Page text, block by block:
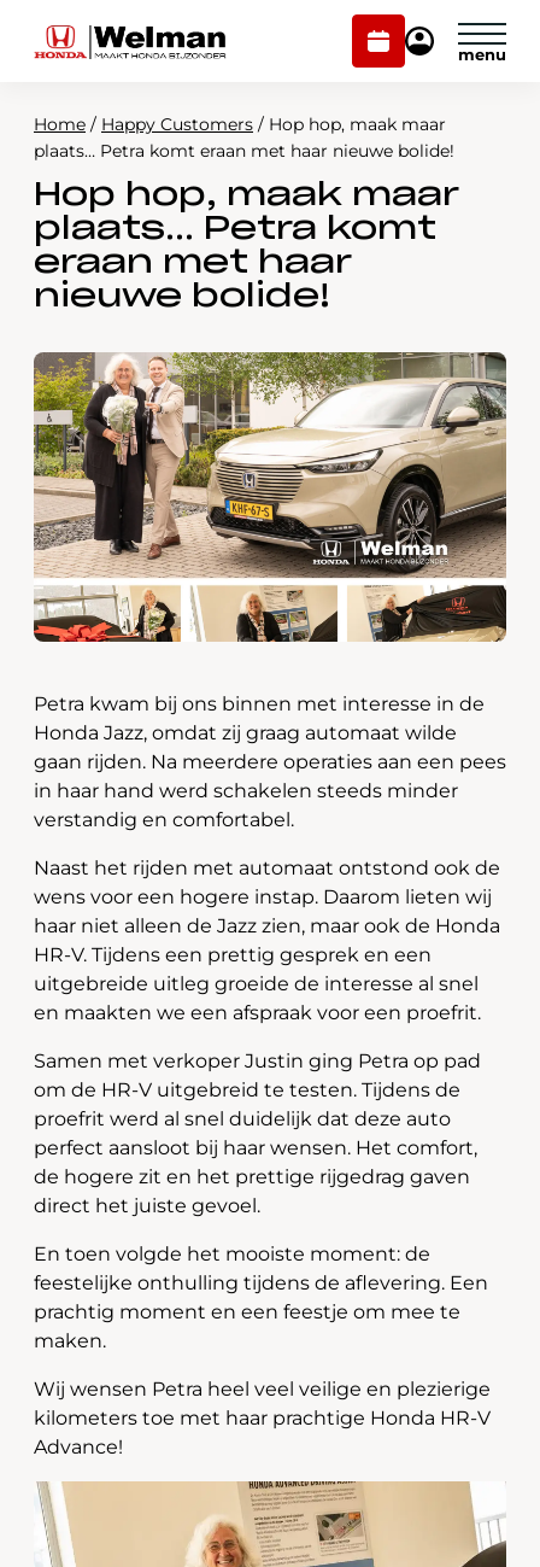
Plan
onderhoud
Mijn
Modellen
Voorraad
Onderhoud en service
Webshop
Contact
Plan onderhoud
Mijn Honda Welman
Home / Happy Customers / Hop hop, maak maar
plaats… Petra komt eraan met haar nieuwe bolide!
Hop hop, maak maar
plaats… Petra komt
eraan met haar
nieuwe bolide!
Petra kwam bij ons binnen met interesse in de
Honda Jazz, omdat zij graag automaat wilde
gaan rijden. Na meerdere operaties aan een pees
in haar hand werd schakelen steeds minder
verstandig en comfortabel.
Naast het rijden met automaat ontstond ook de
wens voor een hogere instap. Daarom lieten wij
haar niet alleen de Jazz zien, maar ook de Honda
HR-V. Tijdens een prettig gesprek en een
uitgebreide uitleg groeide de interesse al snel
en maakten we een afspraak voor een proefrit.
Samen met verkoper Justin ging Petra op pad
om de HR-V uitgebreid te testen. Tijdens de
proefrit werd al snel duidelijk dat deze auto
perfect aansloot bij haar wensen. Het comfort,
de hogere zit en het prettige rijgedrag gaven
direct het juiste gevoel.
En toen volgde het mooiste moment: de
feestelijke onthulling tijdens de aflevering. Een
prachtig moment en een feestje om mee te
maken.
Wij wensen Petra heel veel veilige en plezierige
kilometers toe met haar prachtige Honda HR-V
Advance!